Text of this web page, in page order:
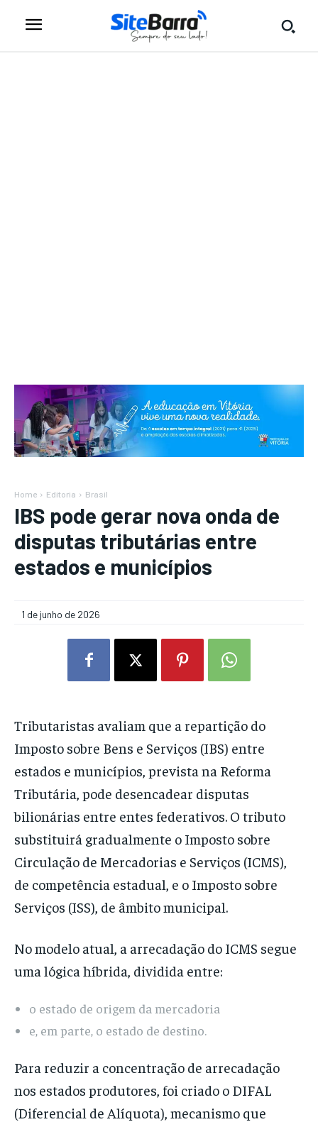
Home Editoria Brasil
IBS pode gerar nova onda de
disputas tributárias entre
estados e municípios
1 de junho de 2026
Tributaristas avaliam que a repartição do
Imposto sobre Bens e Serviços (IBS) entre
estados e municípios, prevista na Reforma
Tributária, pode desencadear disputas
bilionárias entre entes federativos. O tributo
substituirá gradualmente o Imposto sobre
Circulação de Mercadorias e Serviços (ICMS),
de competência estadual, e o Imposto sobre
Serviços (ISS), de âmbito municipal.
No modelo atual, a arrecadação do ICMS segue
uma lógica híbrida, dividida entre:
o estado de origem da mercadoria
e, em parte, o estado de destino.
Para reduzir a concentração de arrecadação
nos estados produtores, foi criado o DIFAL
(Diferencial de Alíquota), mecanismo que